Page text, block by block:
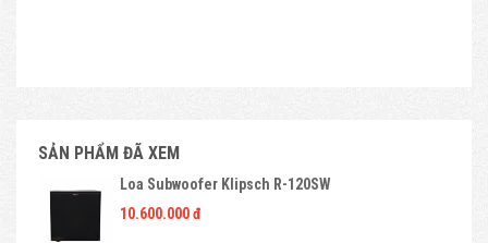
SẢN PHẨM ĐÃ XEM
Loa Subwoofer Klipsch R-120SW
10.600.000 đ